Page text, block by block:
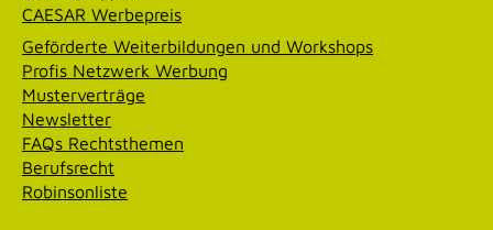
CAESAR Werbepreis
Geförderte Weiterbildungen und Workshops
Profis Netzwerk Werbung
Musterverträge
Newsletter
FAQs Rechtsthemen
Berufsrecht
Robinsonliste